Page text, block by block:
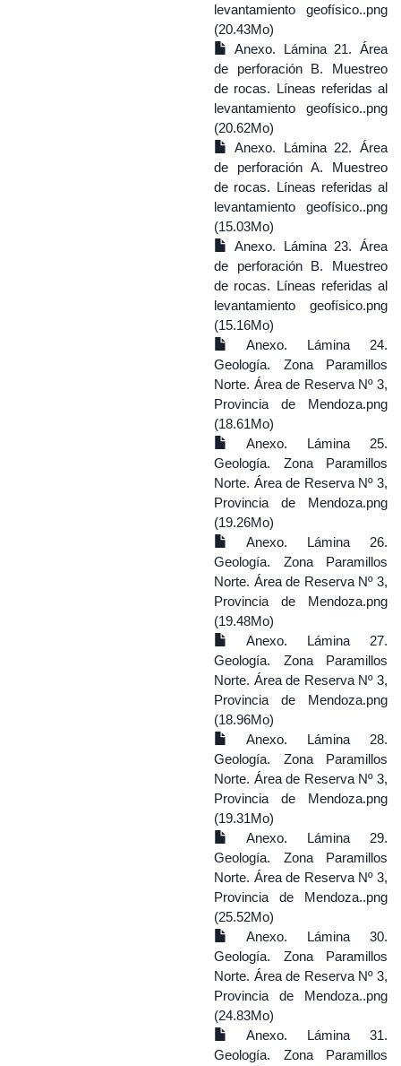
levantamiento geofísico..png
(20.43Mo)
Anexo. Lámina 21. Área
de perforación B. Muestreo
de rocas. Líneas referidas al
levantamiento geofísico..png
(20.62Mo)
Anexo. Lámina 22. Área
de perforación A. Muestreo
de rocas. Líneas referidas al
levantamiento geofísico..png
(15.03Mo)
Anexo. Lámina 23. Área
de perforación B. Muestreo
de rocas. Líneas referidas al
levantamiento geofísico.png
(15.16Mo)
Anexo. Lámina 24.
Geología. Zona Paramillos
Norte. Área de Reserva Nº 3,
Provincia de Mendoza.png
(18.61Mo)
Anexo. Lámina 25.
Geología. Zona Paramillos
Norte. Área de Reserva Nº 3,
Provincia de Mendoza.png
(19.26Mo)
Anexo. Lámina 26.
Geología. Zona Paramillos
Norte. Área de Reserva Nº 3,
Provincia de Mendoza.png
(19.48Mo)
Anexo. Lámina 27.
Geología. Zona Paramillos
Norte. Área de Reserva Nº 3,
Provincia de Mendoza.png
(18.96Mo)
Anexo. Lámina 28.
Geología. Zona Paramillos
Norte. Área de Reserva Nº 3,
Provincia de Mendoza.png
(19.31Mo)
Anexo. Lámina 29.
Geología. Zona Paramillos
Norte. Área de Reserva Nº 3,
Provincia de Mendoza..png
(25.52Mo)
Anexo. Lámina 30.
Geología. Zona Paramillos
Norte. Área de Reserva Nº 3,
Provincia de Mendoza..png
(24.83Mo)
Anexo. Lámina 31.
Geología. Zona Paramillos